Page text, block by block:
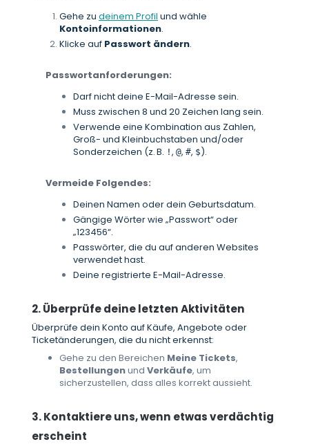
Gehe zu deinem Profil und wähle
Kontoinformationen.
Klicke auf Passwort ändern.
Passwortanforderungen:
Darf nicht deine E-Mail-Adresse sein.
Muss zwischen 8 und 20 Zeichen lang sein.
Verwende eine Kombination aus Zahlen,
Groß- und Kleinbuchstaben und/oder
Sonderzeichen (z. B. ! , @, #, $).
Vermeide Folgendes:
Deinen Namen oder dein Geburtsdatum.
Gängige Wörter wie „Passwort“ oder
„123456“.
Passwörter, die du auf anderen Websites
verwendet hast.
Deine registrierte E-Mail-Adresse.
2. Überprüfe deine letzten Aktivitäten
Überprüfe dein Konto auf Käufe, Angebote oder
Ticketänderungen, die du nicht erkennst:
Gehe zu den Bereichen Meine Tickets,
Bestellungenund Verkäufe, um
sicherzustellen, dass alles korrekt aussieht.
3. Kontaktiere uns, wenn etwas verdächtig
erscheint